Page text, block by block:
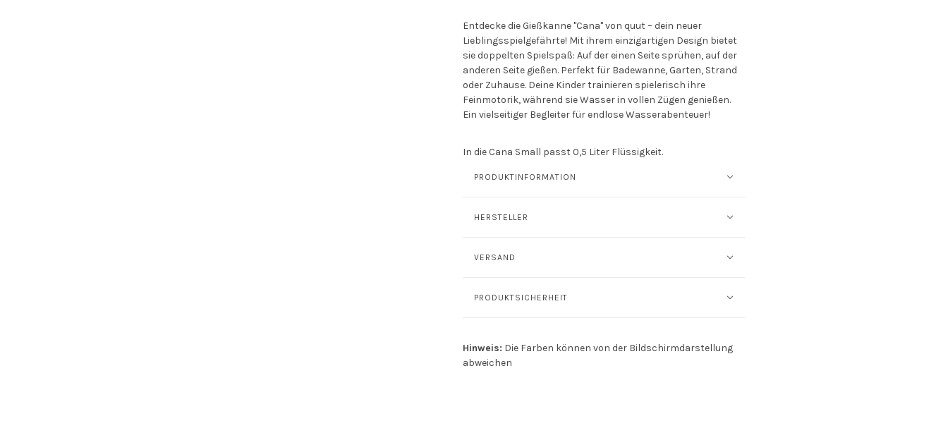
Entdecke die Gießkanne "Cana" von quut – dein neuer
Lieblingsspielgefährte! Mit ihrem einzigartigen Design bietet
sie doppelten Spielspaß: Auf der einen Seite sprühen, auf der
anderen Seite gießen. Perfekt für Badewanne, Garten, Strand
oder Zuhause. Deine Kinder trainieren spielerisch ihre
Feinmotorik, während sie Wasser in vollen Zügen genießen.
Ein vielseitiger Begleiter für endlose Wasserabenteuer!
In die Cana Small passt 0,5 Liter Flüssigkeit.
PRODUKTINFORMATION
HERSTELLER
VERSAND
PRODUKTSICHERHEIT
Hinweis: Die Farben können von der Bildschirmdarstellung
abweichen